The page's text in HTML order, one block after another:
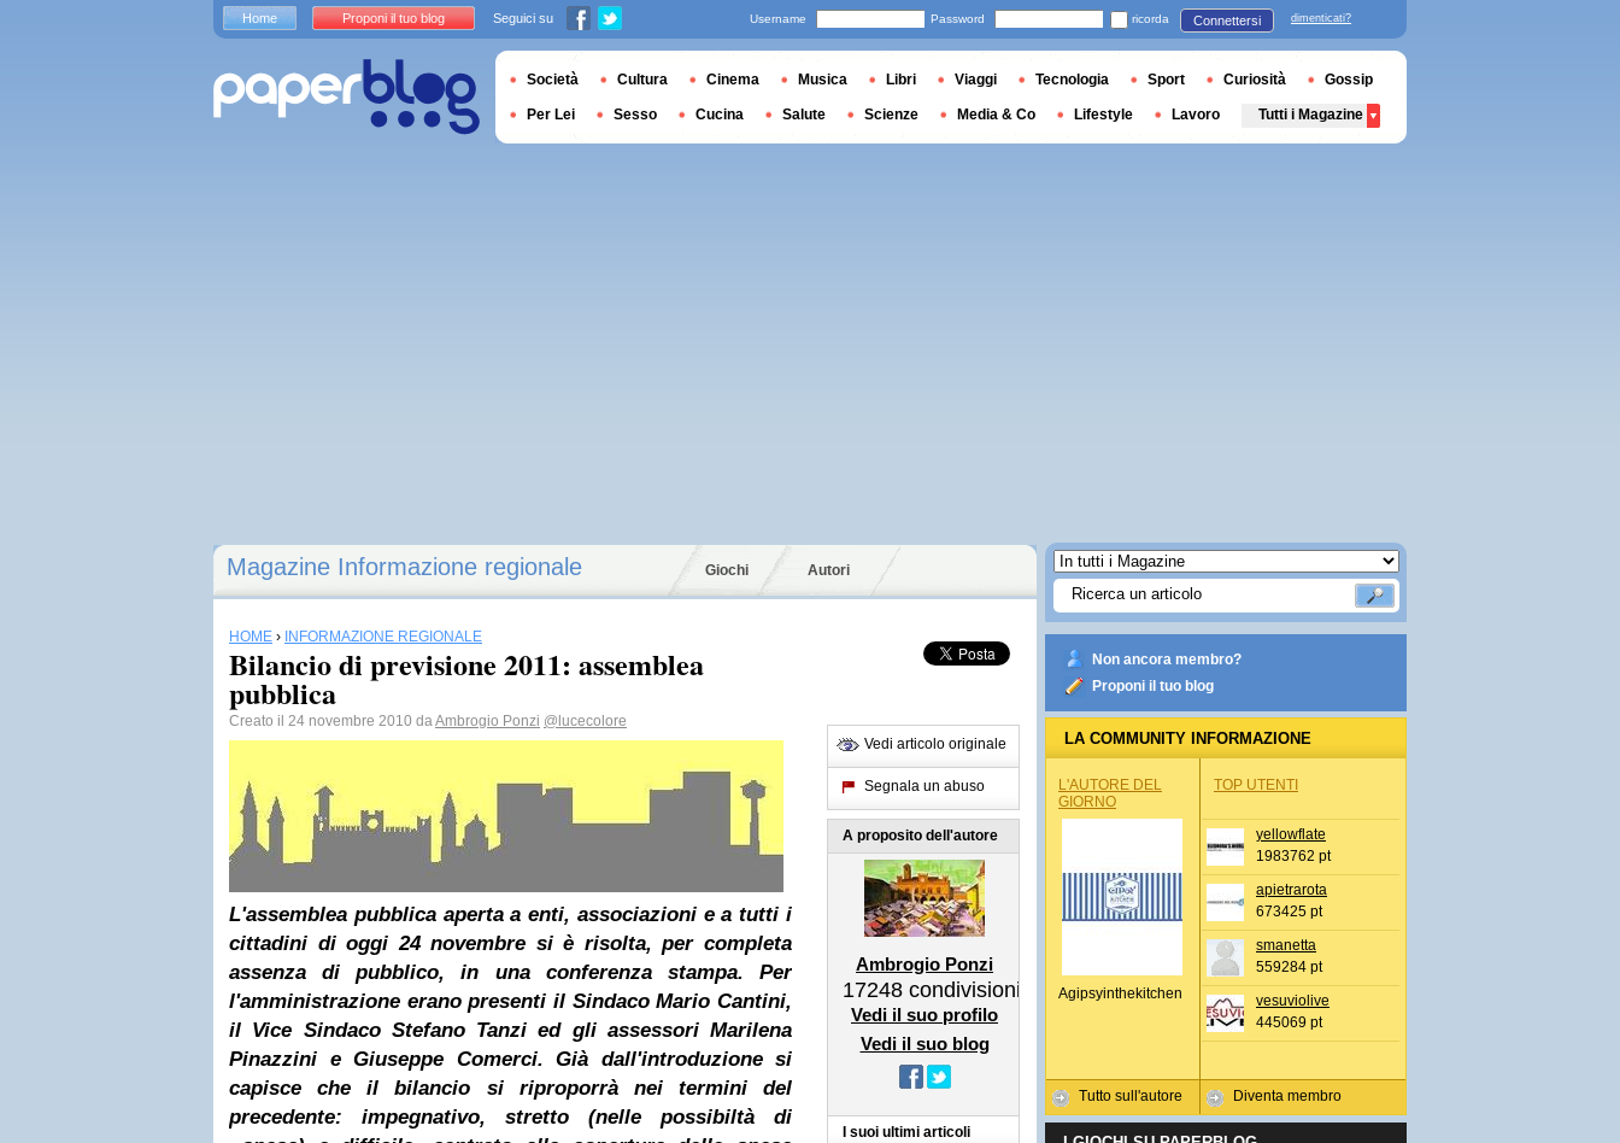
Magazine Informazione regionale Giochi Autori
HOME › INFORMAZIONE REGIONALE
Bilancio di previsione 2011: assemblea
pubblica
Creato il 24 novembre 2010 daAmbrogio Ponzi @lucecolore
L'assemblea pubblica apertaa enti, associazioni e a tutti i
cittadini di oggi 24 novembre si è risolta, per completa
assenza di pubblico, in una conferenza stampa. Per
l'amministrazione erano presenti il Sindaco Mario Cantini,
il Vice Sindaco Stefano Tanzi ed gli assessori Marilena
Pinazzini e Giuseppe Comerci. Già dall'introduzione si
capisce che il bilancio si riproporrà nei termini del
precedente: impegnativo, stretto (nelle possibiltà di
Vedi articolo originale
Segnala un abuso
A proposito dell'autore
Ambrogio Ponzi
17248 condivisioni
Vedi il suo profilo
Vedi il suo blog
I suoi ultimi articoli
Non ancora membro?
Proponi il tuo blog
LA COMMUNITY INFORMAZIONE
REGIONALE
L'AUTORE DEL
GIORNO
Agipsyinthekitchen
Tutto sull'autore
TOP UTENTI
yellowflate
1983762 pt
apietrarota
673425 pt
smanetta
559284 pt
vesuviolive
445069 pt
Diventa membro
Home Proponi il tuo blog Seguici su Username Password ricorda Connettersi dimenticati?
Società Cultura Cinema Musica Libri Viaggi Tecnologia Sport Curiosità Gossip
Per Lei Sesso Cucina Salute Scienze Media & Co Lifestyle Lavoro Tutti i Magazine